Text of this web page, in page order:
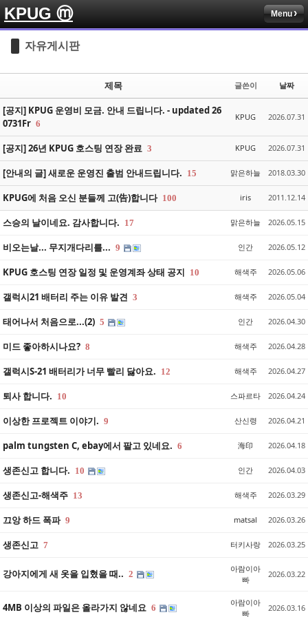
KPUG ⓜ Menu
자유게시판
제목 글쓴이 날짜
[공지] KPUG 운영비 모금. 안내 드립니다. - updated 26
0731Fr 6
KPUG 2026.07.31
[공지] 26년 KPUG 호스팅 연장 완료 3 KPUG 2026.07.31
[안내의 글] 새로운 운영진 출범 안내드립니다. 15 맑은하늘 2018.03.30
KPUG에 처음 오신 분들께 고(告)합니다 100 iris 2011.12.14
스승의 날이네요. 감사합니다. 17 맑은하늘 2026.05.15
비오는날... 무지개다리를... 9 인간 2026.05.12
KPUG 호스팅 연장 일정 및 운영계좌 상태 공지 10 해색주 2026.05.06
갤럭시21 배터리 주는 이유 발견 3 해색주 2026.05.04
태어나서 처음으로...(2) 5 인간 2026.04.30
미드 좋아하시나요? 8 해색주 2026.04.28
갤럭시S-21 배터리가 너무 빨리 닳아요. 12 해색주 2026.04.27
퇴사 합니다. 10 스파르타 2026.04.24
이상한 프로젝트 이야기. 9 산신령 2026.04.21
palm tungsten C, ebay에서 팔고 있네요. 6 海印 2026.04.18
생존신고 합니다. 10 인간 2026.04.03
생존신고-해색주 13 해색주 2026.03.29
끄앙 하드 폭파 9 matsal 2026.03.26
생존신고 7 터키사랑 2026.03.25
강아지에게 새 옷을 입혔을 때.. 2
아람이아
빠
2026.03.22
4MB 이상의 파일은 올라가지 않네요 6
아람이아
빠
2026.03.16
Sketchbook5, 스케치북5
Sketchbook5, 스케치북5
Sketchbook5, 스케치북5
Sketchbook5, 스케치북5